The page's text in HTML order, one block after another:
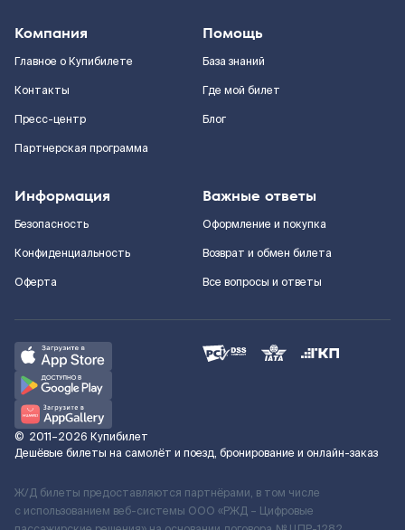
Компания
Главное о Купибилете
Контакты
Пресс-центр
Партнерская программа
Помощь
База знаний
Где мой билет
Блог
Информация
Безопасность
Конфиденциальность
Оферта
Важные ответы
Оформление и покупка
Возврат и обмен билета
Все вопросы и ответы
© 2011–2026 Купибилет
Дешёвые билеты на самолёт и поезд, бронирование и онлайн-заказ
Ж/Д билеты предоставляются партнёрами, в том числе
с использованием веб-системы ООО «РЖД – Цифровые